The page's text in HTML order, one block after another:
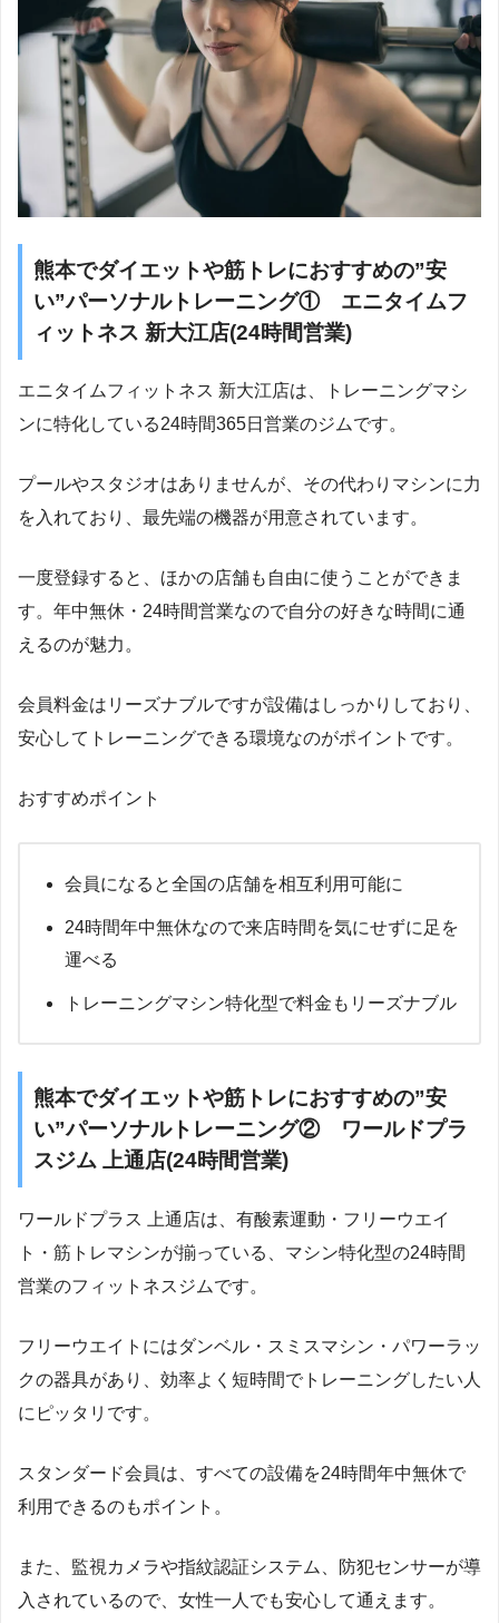
熊本でダイエットや筋トレにおすすめの”安
い”パーソナルトレーニング① エニタイムフ
ィットネス 新大江店(24時間営業)
エニタイムフィットネス 新大江店は、トレーニングマシ
ンに特化している24時間365日営業のジムです。
プールやスタジオはありませんが、その代わりマシンに力
を入れており、最先端の機器が用意されています。
一度登録すると、ほかの店舗も自由に使うことができま
す。年中無休・24時間営業なので自分の好きな時間に通
えるのが魅力。
会員料金はリーズナブルですが設備はしっかりしており、
安心してトレーニングできる環境なのがポイントです。
おすすめポイント
会員になると全国の店舗を相互利用可能に
24時間年中無休なので来店時間を気にせずに足を
運べる
トレーニングマシン特化型で料金もリーズナブル
熊本でダイエットや筋トレにおすすめの”安
い”パーソナルトレーニング② ワールドプラ
スジム 上通店(24時間営業)
ワールドプラス 上通店は、有酸素運動・フリーウエイ
ト・筋トレマシンが揃っている、マシン特化型の24時間
営業のフィットネスジムです。
フリーウエイトにはダンベル・スミスマシン・パワーラッ
クの器具があり、効率よく短時間でトレーニングしたい人
にピッタリです。
スタンダード会員は、すべての設備を24時間年中無休で
利用できるのもポイント。
また、監視カメラや指紋認証システム、防犯センサーが導
入されているので、女性一人でも安心して通えます。